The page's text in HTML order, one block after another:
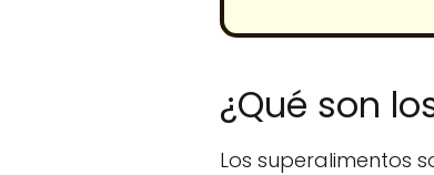
¿Qué son
Los superalimentos